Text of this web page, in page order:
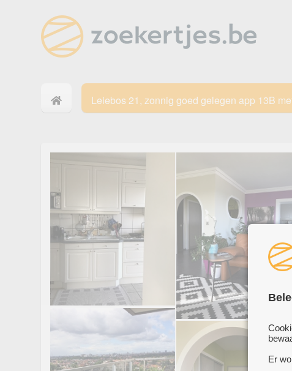
Er
Leiebos 21, zonnig goed gelegen app 13B